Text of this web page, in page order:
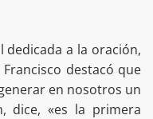
dedicada a la oración,
destacó que
en nosotros un
dice, «es la primera